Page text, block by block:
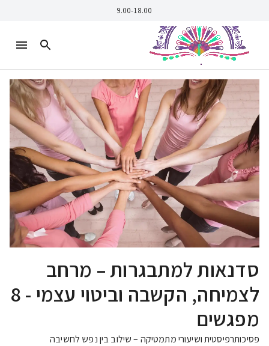
9.00-18.00
סדנאות למתבגרות – מרחב
לצמיחה, הקשבה וביטוי עצמי - 8
מפגשים
פסיכותרפיסטית ושיעורי מתמטיקה – שילוב בין נפש לחשיבה